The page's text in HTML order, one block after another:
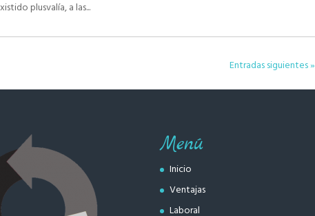
plusvalía, a las...
Entradas siguientes »
Menú
Inicio
Ventajas
Laboral